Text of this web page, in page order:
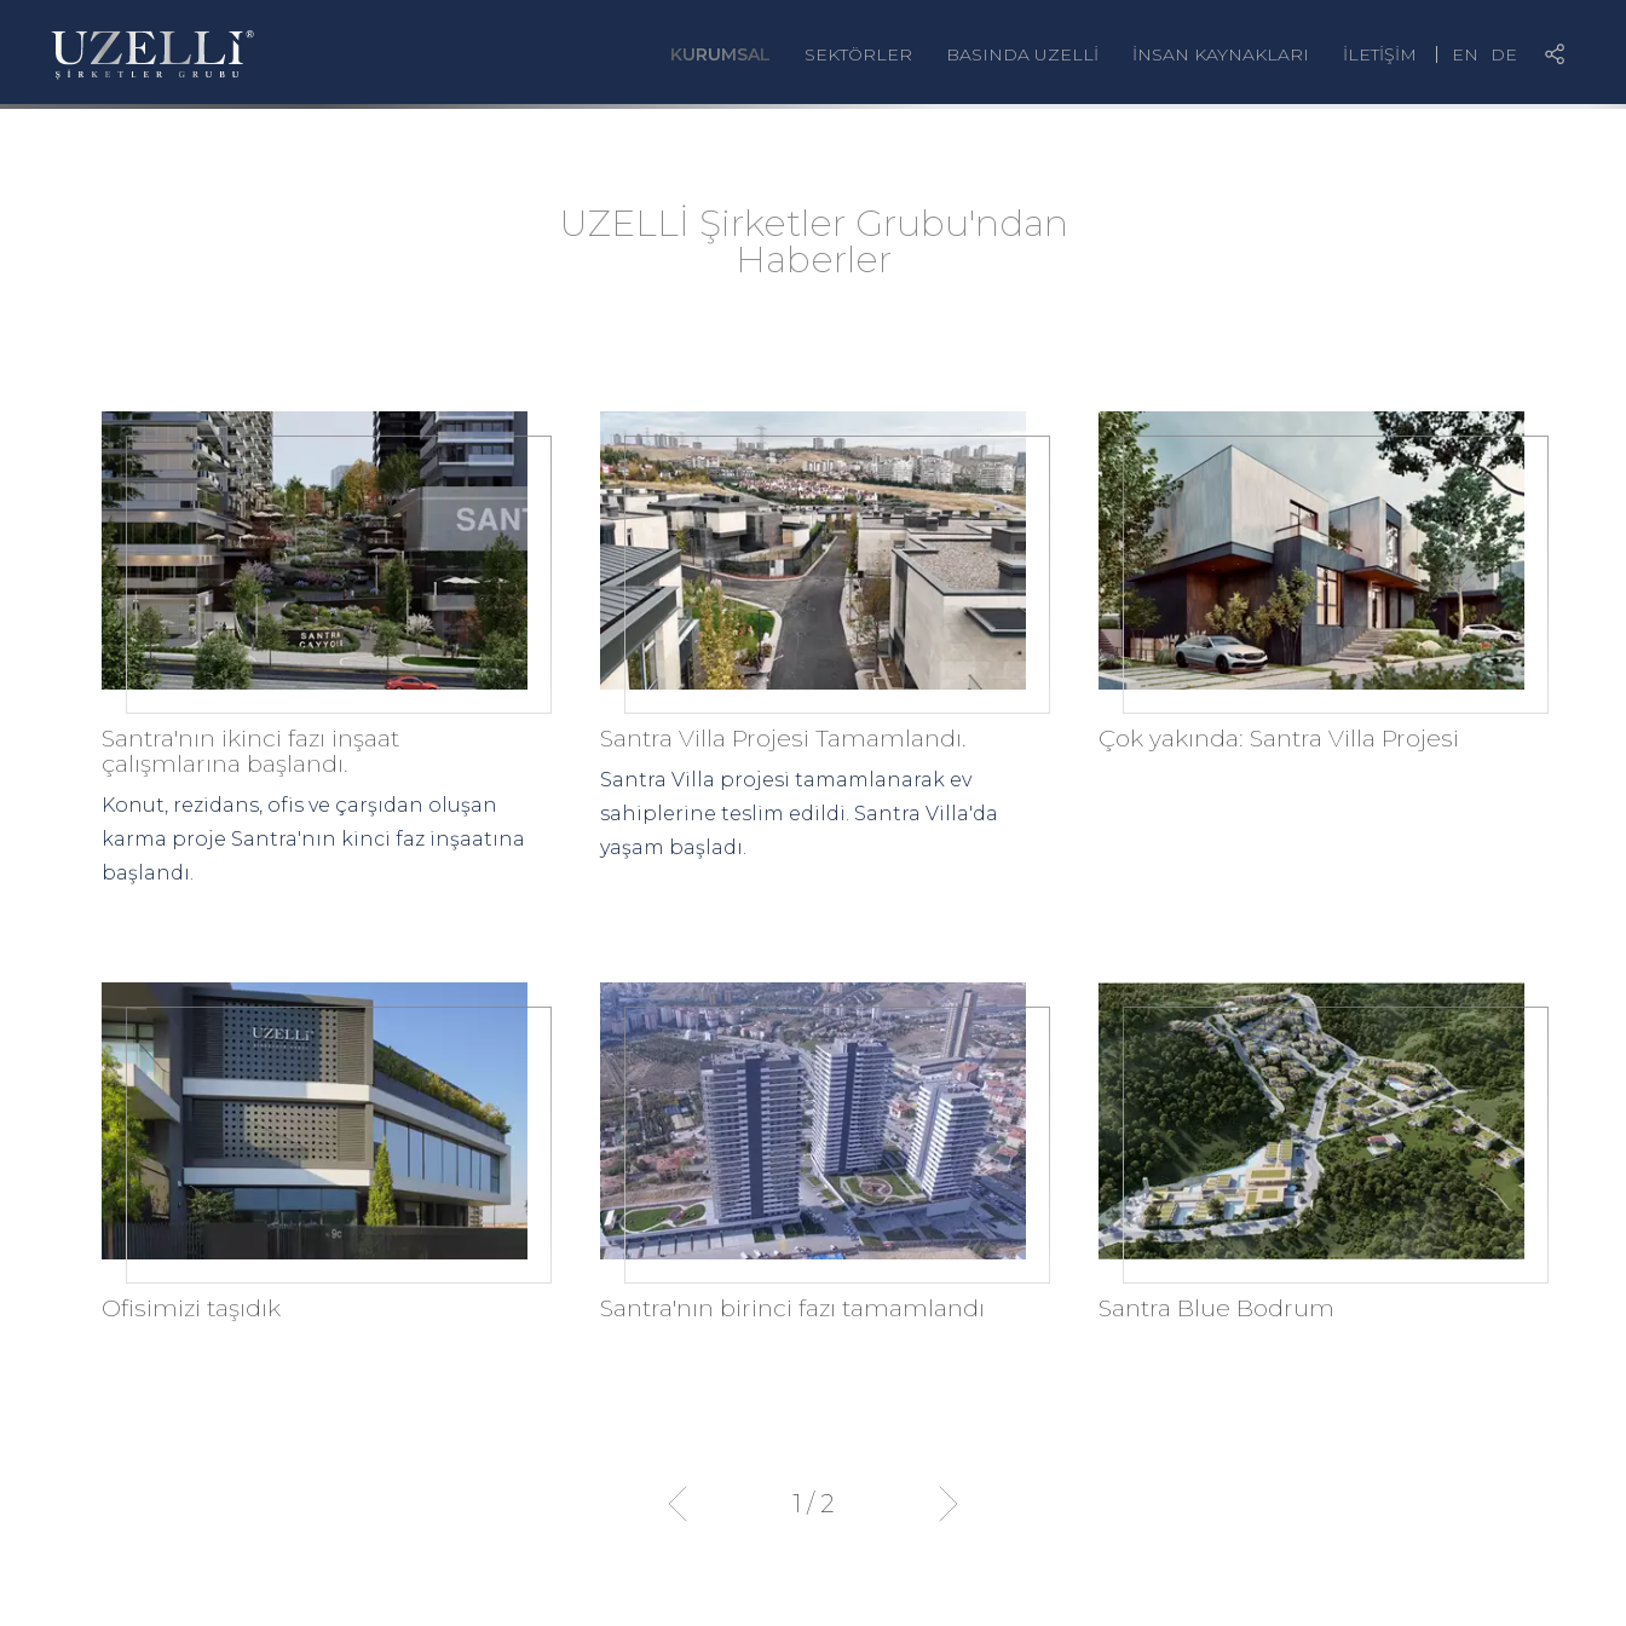
KURUMSAL SEKTÖRLER BASINDA UZELLİ İNSAN KAYNAKLARI İLETİŞİM EN DE
UZELLİ Şirketler Grubu'ndan
Haberler
Santra'nın ikinci fazı inşaat
çalışmlarına başlandı.
Konut, rezidans, ofis ve çarşıdan oluşan
karma proje Santra'nın kinci faz inşaatına
başlandı.
Santra Villa Projesi Tamamlandı.
Santra Villa projesi tamamlanarak ev
sahiplerine teslim edildi. Santra Villa'da
yaşam başladı.
Çok yakında: Santra Villa Projesi
Ofisimizi taşıdık Santra'nın birinci fazı tamamlandı Santra Blue Bodrum
1 / 2